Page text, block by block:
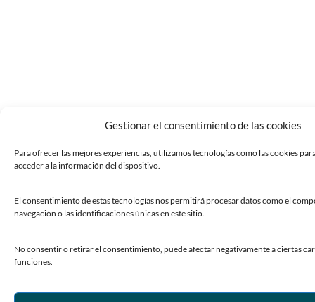
Gestionar el consentimiento de las cookies
Para ofrecer las mejores experiencias, utilizamos tecnologías como las cookies
acceder a la información del dispositivo.
El consentimiento de estas tecnologías nos permitirá procesar datos como el
navegación o las identificaciones únicas en este sitio.
No consentir o retirar el consentimiento, puede afectar negativamente a ciertas
funciones.